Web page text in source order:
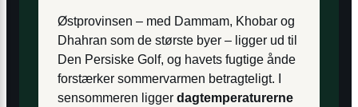
Østprovinsen – med Dammam, Khobar og
Dhahran som de største byer – ligger ud til
Den Persiske Golf, og havets fugtige ånde
forstærker sommervarmen betragteligt. I
sensommeren ligger dagtemperaturerne